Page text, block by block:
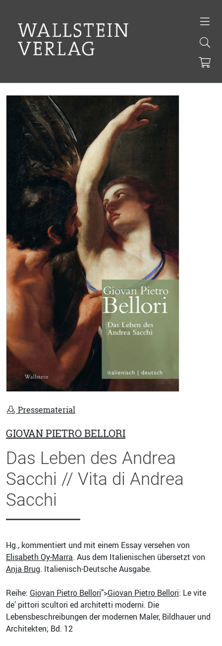
Pressematerial
GIOVAN PIETRO BELLORI
Das Leben des Andrea
Sacchi // Vita di Andrea
Sacchi
Hg., kommentiert und mit einem Essay versehen von
Elisabeth Oy-Marra. Aus dem Italienischen übersetzt von
Anja Brug. Italienisch-Deutsche Ausgabe.
Reihe: Giovan Pietro Bellori">Giovan Pietro Bellori: Le vite
de’ pittori scultori ed architetti moderni. Die
Lebensbeschreibungen der modernen Maler, Bildhauer und
Architekten; Bd. 12